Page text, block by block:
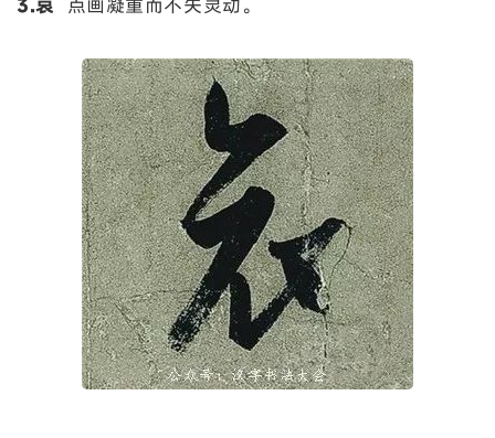
3.哀 点画凝重而不失灵动。